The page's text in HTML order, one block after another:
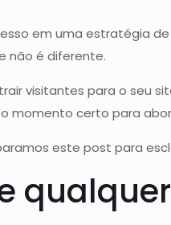
em uma estratégia
não é diferente.
visitantes para o seu
momento certo para
este post para